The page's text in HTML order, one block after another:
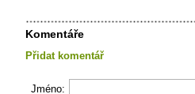
Komentáře
Přidat komentář
Jméno: